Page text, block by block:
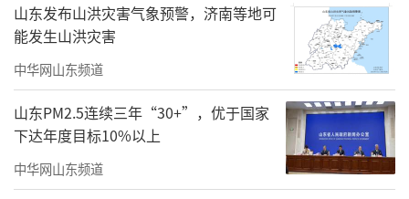
山东发布山洪灾害气象预警，济南等地可
能发生山洪灾害
中华网山东频道
山东PM2.5连续三年“30+”，优于国家
下达年度目标10%以上
中华网山东频道